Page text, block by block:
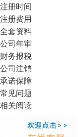
注册时间
注册费用
全套资料
公司年审
财务报税
公司注销
承诺保障
常见问题
相关阅读